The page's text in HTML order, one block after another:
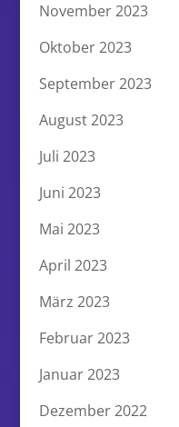
November 2023
Oktober 2023
September 2023
August 2023
Juli 2023
Juni 2023
Mai 2023
April 2023
März 2023
Februar 2023
Januar 2023
Dezember 2022